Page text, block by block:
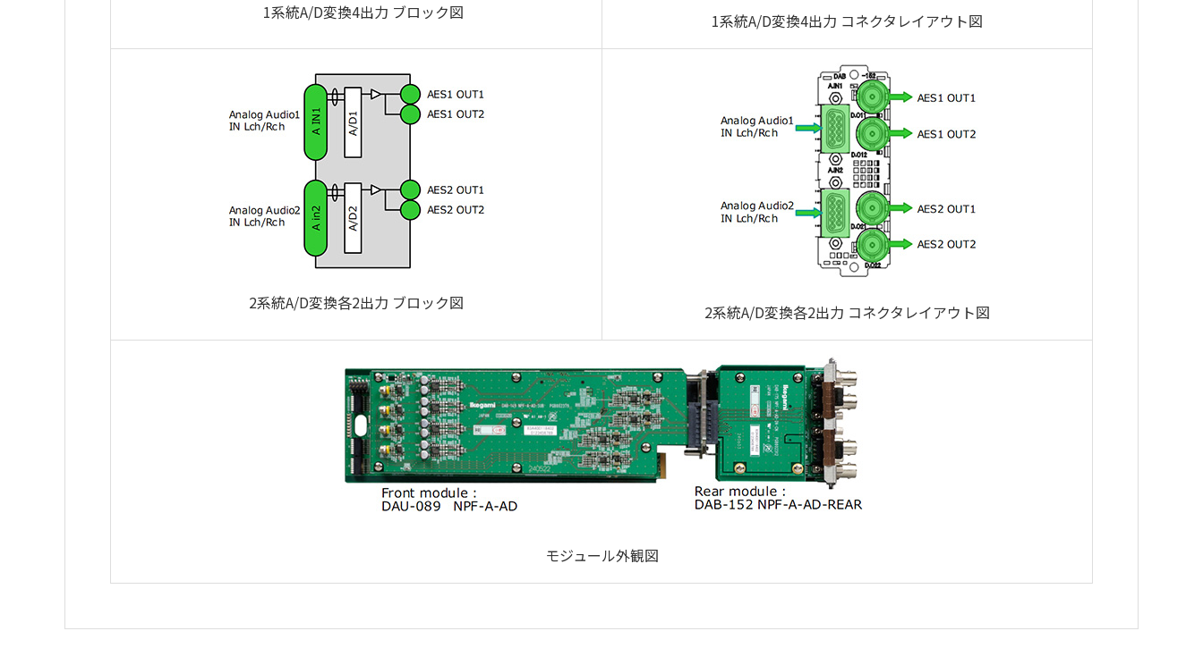
1系統A/D変換4出力 ブロック図 1系統A/D変換4出力 コネクタレイアウト図
2系統A/D変換各2出力 ブロック図 2系統A/D変換各2出力 コネクタレイアウト図
モジュール外観図
アナログ音声信号入力